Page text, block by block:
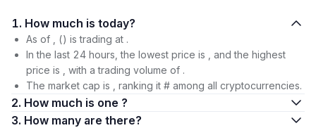
1. How much is today?
As of , () is trading at .
In the last 24 hours, the lowest price is , and the highest
price is , with a trading volume of .
The market cap is , ranking it # among all cryptocurrencies.
2. How much is one ?
3. How many are there?